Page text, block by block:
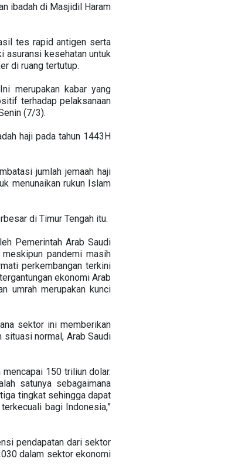
ibadah di Masjidil Haram
tes rapid antigen serta
asuransi kesehatan untuk
di ruang tertutup.
merupakan kabar yang
terhadap pelaksanaan
(7/3).
haji pada tahun 1443H
jumlah jemaah haji
menunaikan rukun Islam
di Timur Tengah itu.
Pemerintah Arab Saudi
pandemi masih
perkembangan terkini
ekonomi Arab
umrah merupakan kunci
sektor ini memberikan
situasi normal, Arab Saudi
150 triliun dolar.
satunya sebagaimana
tingkat sehingga dapat
bagi Indonesia,”
pendapatan dari sektor
dalam sektor ekonomi